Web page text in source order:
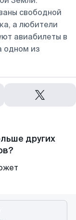
свободной
а любители
авиабилеты в
одном из
других